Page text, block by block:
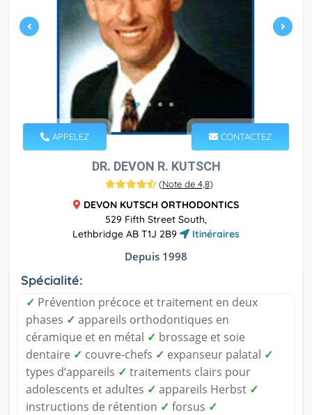
APPELEZ CONTACTEZ
DR. DEVON R. KUTSCH
(Note de 4,8)
DEVON KUTSCH ORTHODONTICS
529 Fifth Street South,
Lethbridge AB T1J 2B9
Itinéraires
Depuis 1998
Spécialité:
✓ Prévention précoce et traitement en deux
phases ✓ appareils orthodontiques en
céramique et en métal ✓ brossage et soie
dentaire ✓ couvre-chefs ✓ expanseur palatal ✓
types d’appareils ✓ traitements clairs pour
adolescents et adultes ✓ appareils Herbst ✓
instructions de rétention ✓ forsus ✓